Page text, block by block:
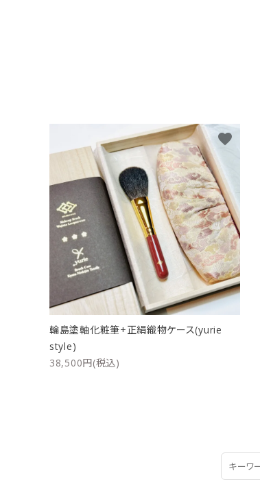
輪島塗軸化粧筆+正絹織物ケース(yurie
style)
38,500円(税込)
favorite